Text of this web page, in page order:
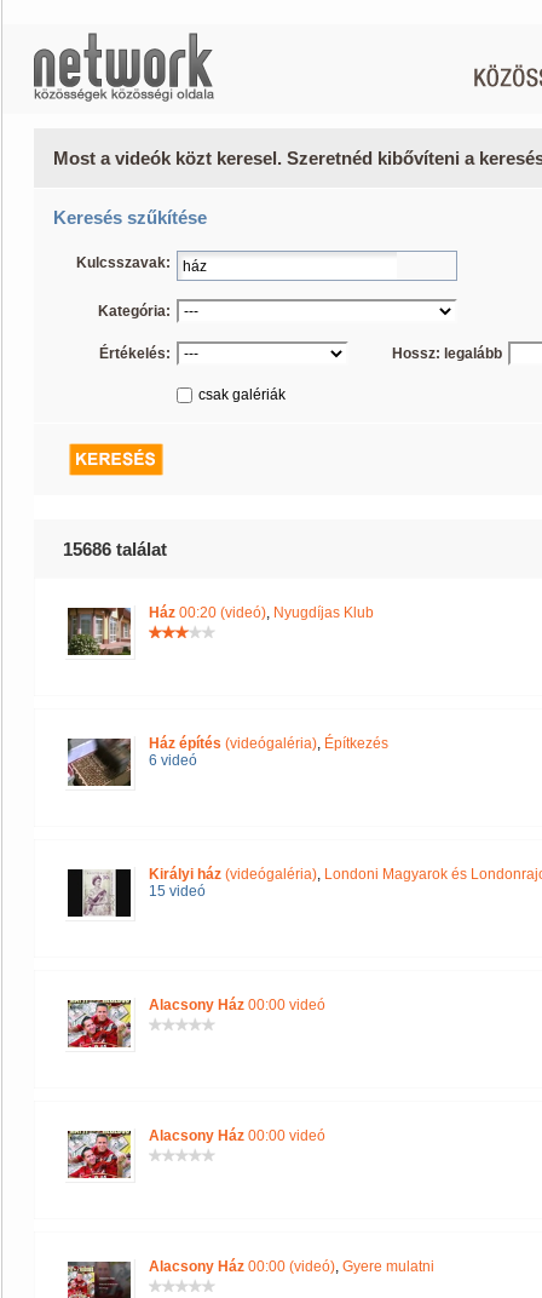
Most a videók közt keresel. Szeretnéd kibővíteni a
Keresés szűkítése
Kulcsszavak:
Kategória:
Értékelés: Hossz: legalább
csak galériák
15686 találat
Ház 00:20 (videó), Nyugdíjas Klub
Ház építés (videógaléria), Építkezés
6 videó
Királyi ház (videógaléria), Londoni Magyarok és
15 videó
Alacsony Ház 00:00 videó
Alacsony Ház 00:00 videó
Alacsony Ház 00:00 (videó), Gyere mulatni